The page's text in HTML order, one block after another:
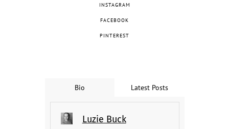
INSTAGRAM
FACEBOOK
PINTEREST
Bio Latest Posts
Luzie Buck